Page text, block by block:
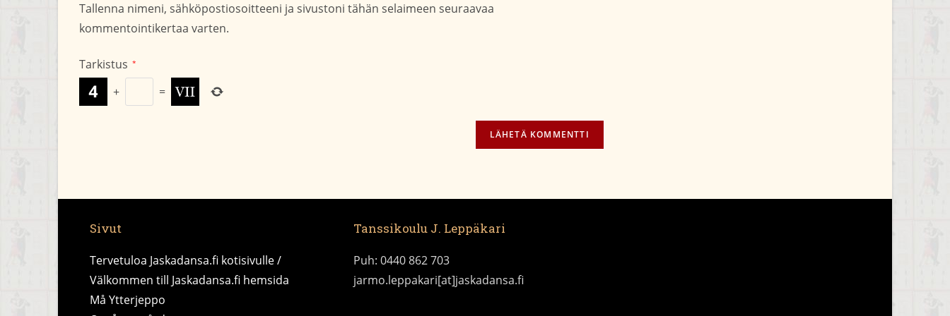
kommentoidaksesi
(valinnainen)
Tallenna nimeni, sähköpostiosoitteeni ja sivustoni tähän selaimeen seuraavaa
kommentointikertaa varten.
Tarkistus *
+ =
Sivut
Tervetuloa Jaskadansa.fi kotisivulle /
Välkommen till Jaskadansa.fi hemsida
Må Ytterjeppo
Tanssikoulu J. Leppäkari
Puh: 0440 862 703
jarmo.leppakari[at]jaskadansa.fi